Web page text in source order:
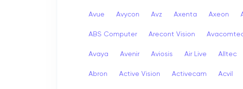
Avue Avycon Avz Axenta Axeon
ABS Computer Arecont Vision
Avaya Avenir Aviosis Air Live Alltec
Abron Active Vision Activecam Acvil